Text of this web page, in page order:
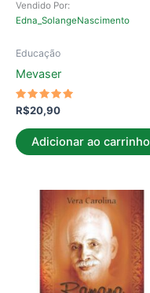
Vendido Por:
Edna_SolangeNascimento
Educação
Mevaser
Avaliação
5.00
de 5
R$20,90
Adicionar ao carrinho